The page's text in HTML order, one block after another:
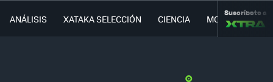
ANÁLISIS XATAKA SELECCIÓN CIENCIA MOVILIDAD
Suscríbete a